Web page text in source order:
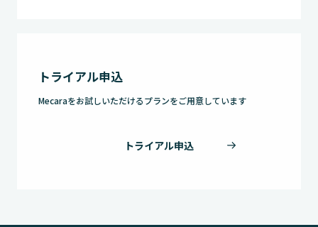
トライアル申込
Mecaraをお試しいただけるプランをご用意しています
トライアル申込